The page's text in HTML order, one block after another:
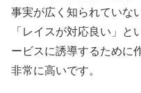
事実が広く知られていな
「レイスが対応良い」
ービスに誘導するために
非常に高いです。